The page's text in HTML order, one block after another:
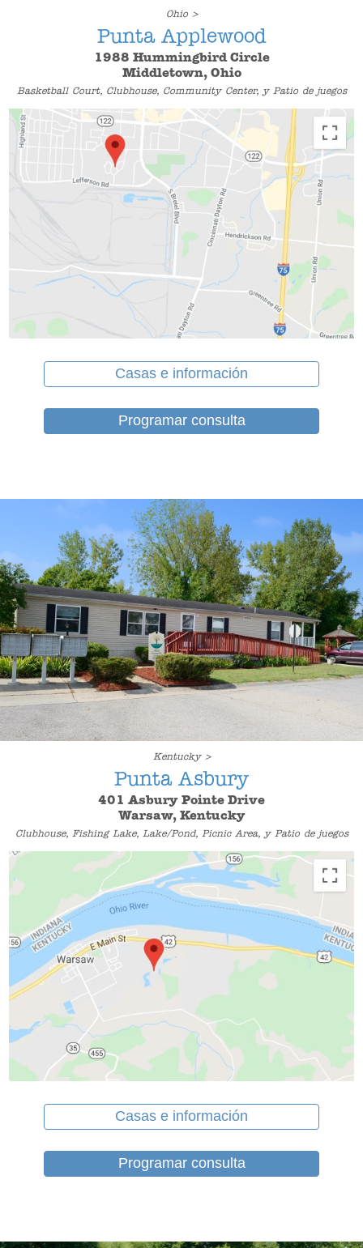
Ohio >
Punta Applewood
1988 Hummingbird Circle
Middletown, Ohio
Basketball Court, Clubhouse, Community Center, y Patio de juegos
Casas e información
Programar consulta
Kentucky >
Punta Asbury
401 Asbury Pointe Drive
Warsaw, Kentucky
Clubhouse, Fishing Lake, Lake/Pond, Picnic Area, y Patio de juegos
Casas e información
Programar consulta